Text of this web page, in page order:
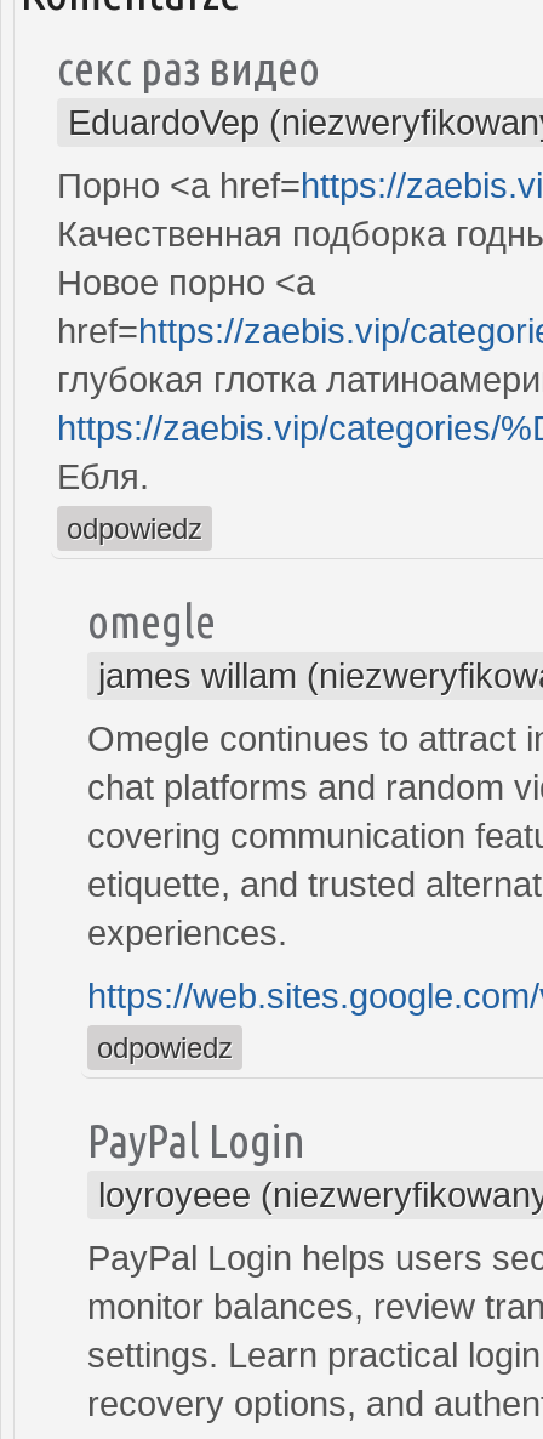
секс раз видео
EduardoVep
Порно <a href=https://
Качественная подборка
Новое порно <a
href=https://zaebis.vip/
глубокая глотка
https://zaebis.vip/categories/
Ебля.
odpowiedz
omegle
james willam
Omegle continues to attract
chat platforms and random
covering communication
etiquette, and trusted
experiences.
https://
odpowiedz
PayPal Login
loyroyeee
PayPal Login helps users
monitor balances, review
settings. Learn practical
recovery options, and